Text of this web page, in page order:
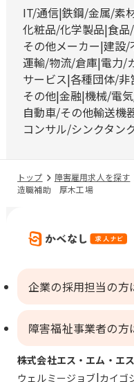
IT/通信 鉄鋼/金属/素
化粧品/化学製品 食品
その他メーカー 建設/
運輸/物流/倉庫 電力/
サービス 各種団体/非
その他 金融 機械/電
自動車/その他輸送機
コンサル/シンクタン
トップ 障害雇用求人を探す
造職補助 厚木工場
企業の採用担当の方
障害福祉事業者の方
株式会社エス・エム・エ
ウェルミージョブ カイゴ